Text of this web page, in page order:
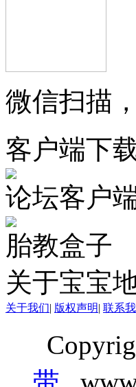
微信扫描
客户端下
论坛客户
胎教盒子
关于宝宝
关于我们| 版权声明| 联系